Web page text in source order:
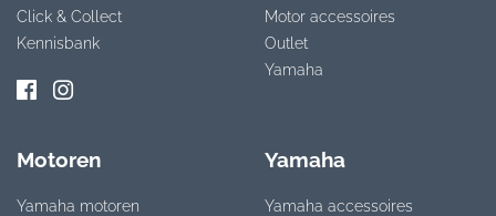
Click & Collect
Kennisbank
Motor accessoires
Outlet
Yamaha
Motoren
Yamaha motoren
Yamaha
Yamaha accessoires